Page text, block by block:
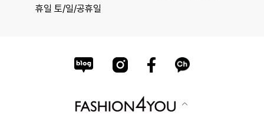
휴일 토/일/공휴일